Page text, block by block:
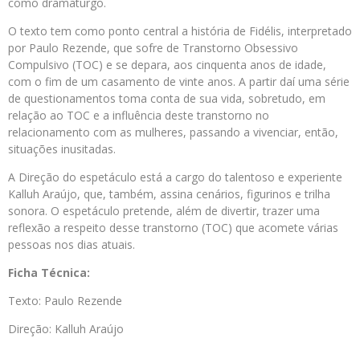
O texto tem como ponto central a história de Fidélis, interpretado
por Paulo Rezende, que sofre de Transtorno Obsessivo
Compulsivo (TOC) e se depara, aos cinquenta anos de idade,
com o fim de um casamento de vinte anos. A partir daí uma série
de questionamentos toma conta de sua vida, sobretudo, em
relação ao TOC e a influência deste transtorno no
relacionamento com as mulheres, passando a vivenciar, então,
situações inusitadas.
A Direção do espetáculo está a cargo do talentoso e experiente
Kalluh Araújo, que, também, assina cenários, figurinos e trilha
sonora. O espetáculo pretende, além de divertir, trazer uma
reflexão a respeito desse transtorno (TOC) que acomete várias
pessoas nos dias atuais.
Ficha Técnica:
Texto: Paulo Rezende
Direção: Kalluh Araújo